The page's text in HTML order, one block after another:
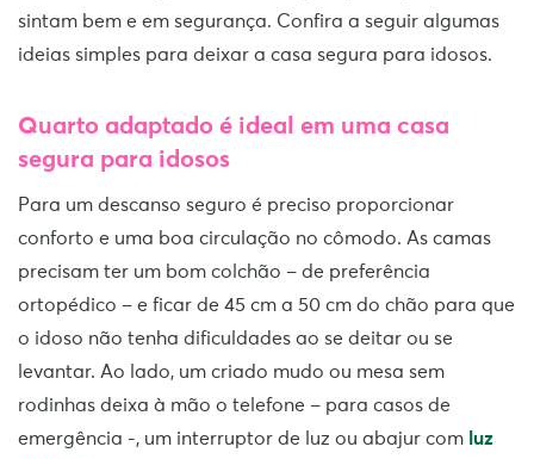
sintam bem e em segurança. Confira a seguir algumas
ideias simples para deixar a casa segura para idosos.
Quarto adaptado é ideal em uma casa
segura para idosos
Para um descanso seguro é preciso proporcionar
conforto e uma boa circulação no cômodo. As camas
precisam ter um bom colchão – de preferência
ortopédico – e ficar de 45 cm a 50 cm do chão para que
o idoso não tenha dificuldades ao se deitar ou se
levantar. Ao lado, um criado mudo ou mesa sem
rodinhas deixa à mão o telefone – para casos de
emergência -, um interruptor de luz ou abajur com luz